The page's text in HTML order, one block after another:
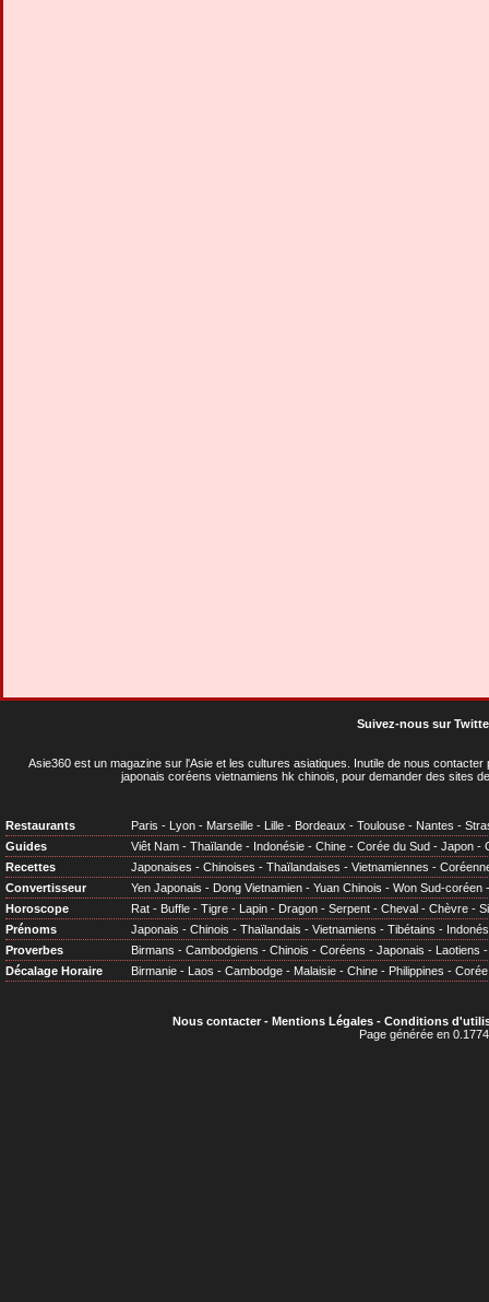
Suivez-nous sur
Asie360 est un magazine sur l'Asie et les cultures asiatiques . Inutile de nous
japonais coréens vietnamiens hk chinois, pour demander des sites
Restaurants Paris - Lyon - Marseille - Lille - Bordeaux - Toulouse - Nantes -
Guides
Viêt Nam - Thaïlande - Indonésie - Chine - Corée du Sud - Japon -
Recettes
Japonaises - Chinoises - Thaïlandaises - Vietnamiennes -
Convertisseur
Yen Japonais - Dong Vietnamien - Yuan Chinois - Won Sud-coréen
Horoscope
Rat - Buffle - Tigre - Lapin - Dragon - Serpent - Cheval - Chèvre -
Prénoms
Japonais - Chinois - Thaïlandais - Vietnamiens - Tibétains -
Proverbes
Birmans - Cambodgiens - Chinois - Coréens - Japonais - Laotiens
Décalage Horaire
Birmanie - Laos - Cambodge - Malaisie - Chine - Philippines - Corée
Nous contacter- Mentions Légales- Conditions
Page générée en